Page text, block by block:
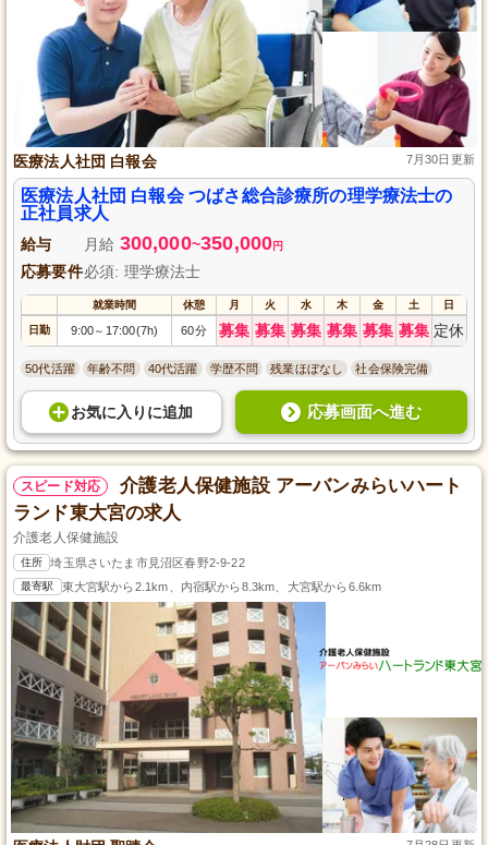
医療法人社団 白報会 7月30日更新
医療法人社団 白報会 つばさ総合診療所の理学療法士の
正社員求人
給与 月給 300,000~350,000円
応募要件必須: 理学療法士
就業時間 休憩 月 火 水 木 金 土 日
日勤 9:00～ 17:00(7h) 60分 募集 募集 募集 募集 募集 募集 定休
50代活躍 年齢不問 40代活躍 学歴不問 残業ほぼなし 社会保険完備
お気に入り に追加 応募画面へ進む
スピード対応
介護老人保健施設 アーバンみらいハート
ランド東大宮の求人
介護老人保健施設
住所 埼玉県さいたま市見沼区春野2-9-22
最寄駅 東大宮駅から2.1km、内宿駅から8.3km、大宮駅から6.6km